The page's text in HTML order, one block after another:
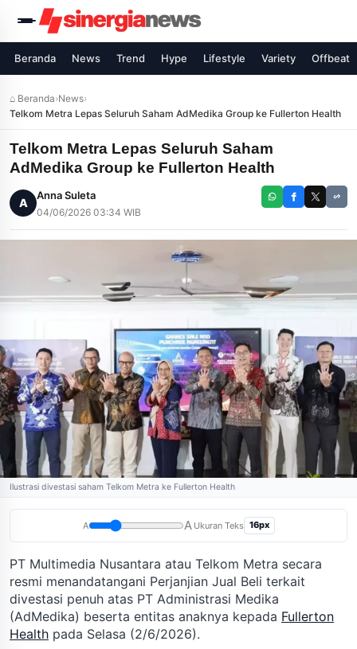
Beranda News Trend Hype Lifestyle Variety Offbeat
⌂ Beranda›News›
Telkom Metra Lepas Seluruh Saham AdMedika Group ke Fullerton Health
Telkom Metra Lepas Seluruh Saham
AdMedika Group ke Fullerton Health
A
Anna Suleta
04/06/2026 03:34 WIB
Ilustrasi divestasi saham Telkom Metra ke Fullerton Health
A A Ukuran Teks 16px
PT Multimedia Nusantara atau Telkom Metra secara
resmi menandatangani Perjanjian Jual Beli terkait
divestasi penuh atas PT Administrasi Medika
(AdMedika) beserta entitas anaknya kepada Fullerton
Health pada Selasa (2/6/2026).